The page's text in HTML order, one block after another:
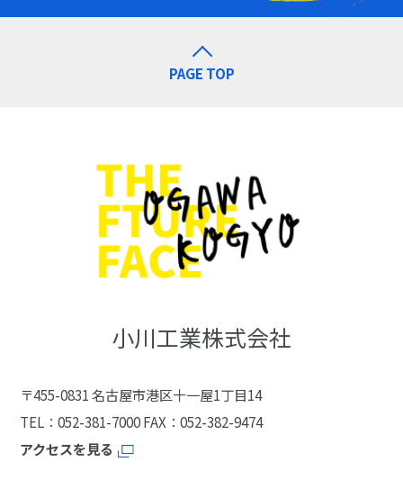
PAGE TOP
小川工業株式会社
〒455-0831名古屋市港区十一屋1丁目14
TEL：052-381-7000FAX：052-382-9474
アクセスを見る